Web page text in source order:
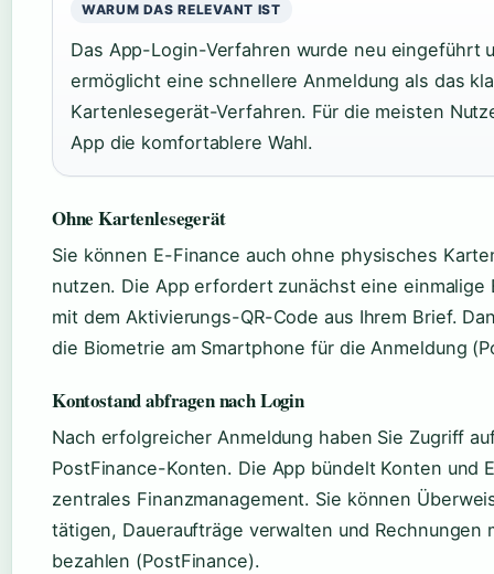
WARUM DAS RELEVANT IST
Das App-Login-Verfahren wurde neu eingeführt
ermöglicht eine schnellere Anmeldung als das
Kartenlesegerät-Verfahren. Für die meisten
App die komfortablere Wahl.
Ohne Kartenlesegerät
Sie können E-Finance auch ohne physisches
nutzen. Die App erfordert zunächst eine einmalige
mit dem Aktivierungs-QR-Code aus Ihrem Brief.
die Biometrie am Smartphone für die Anmeldung
Kontostand abfragen nach Login
Nach erfolgreicher Anmeldung haben Sie Zugriff
PostFinance-Konten. Die App bündelt Konten und
zentrales Finanzmanagement. Sie können
tätigen, Daueraufträge verwalten und Rechnungen
bezahlen (PostFinance).